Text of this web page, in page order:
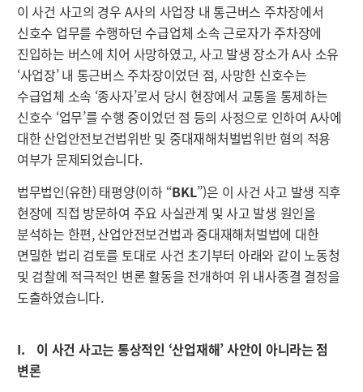
이 사건 사고의 경우 A사의 사업장 내 통근버스 주차장에서
신호수 업무를 수행하던 수급업체 소속 근로자가 주차장에
진입하는 버스에 치어 사망하였고, 사고 발생 장소가 A사 소유
‘사업장’ 내 통근버스 주차장이었던 점, 사망한 신호수는
수급업체 소속 ‘종사자’로서 당시 현장에서 교통을 통제하는
신호수 ‘업무’를 수행 중이었던 점 등의 사정으로 인하여 A사에
대한 산업안전보건법위반 및 중대재해처벌법위반 혐의 적용
여부가 문제되었습니다.
법무법인(유한) 태평양(이하 “BKL”)은 이 사건 사고 발생 직후
현장에 직접 방문하여 주요 사실관계 및 사고 발생 원인을
분석하는 한편, 산업안전보건법과 중대재해처벌법에 대한
면밀한 법리 검토를 토대로 사건 초기부터 아래와 같이 노동청
및 검찰에 적극적인 변론 활동을 전개하여 위 내사종결 결정을
도출하였습니다.
I. 이 사건 사고는 통상적인 ‘산업재해’ 사안이 아니라는 점
변론